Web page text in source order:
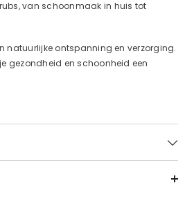
van schoonmaak in huis tot
natuurlijke ontspanning en verzorging.
gezondheid en schoonheid een